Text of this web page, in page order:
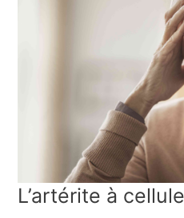
L’artérite à